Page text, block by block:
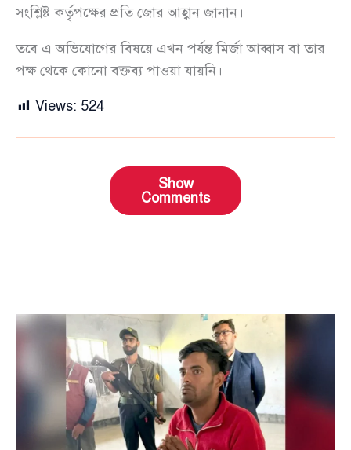
সংশ্লিষ্ট কর্তৃপক্ষের প্রতি জোর আহ্বান জানান।
তবে এ অভিযোগের বিষয়ে এখন পর্যন্ত মির্জা আব্বাস বা তার
পক্ষ থেকে কোনো বক্তব্য পাওয়া যায়নি।
Views: 524
Show
Comments